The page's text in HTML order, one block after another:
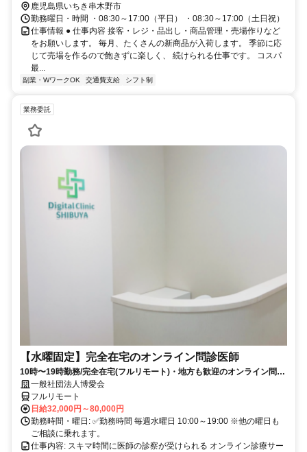
鹿児島県いちき串木野市
勤務曜日・時間 ・08:30～17:00（平日） ・08:30～17:00（土日祝）
仕事情報 ● 仕事内容 接客・レジ・品出し・商品管理・売場作りなど
をお願いします。 毎月、たくさんの新商品が入荷します。 季節に応
じて売場を作るので飽きずに楽しく、 続けられる仕事です。 コスパ
最...
副業・WワークOK 交通費支給 シフト制
業務委託
【水曜固定】完全在宅のオンライン問診医師
10時〜19時勤務/完全在宅(フルリモート)・地方も歓迎のオンライン問診
業務一般社団法人博愛会
フルリモート
日給32,000円～80,000円
勤務時間・曜日: ✅勤務時間 毎週水曜日 10:00～19:00 ※他の曜日も
ご相談に乗れます。
仕事内容: スキマ時間に医師の診察が受けられる オンライン診療サー